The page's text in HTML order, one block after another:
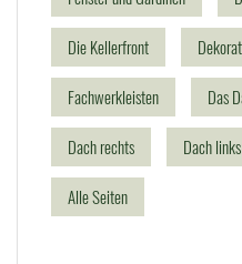
Die Kellerfront
Fachwerkleisten Das
Dach rechts Dach links
Alle Seiten